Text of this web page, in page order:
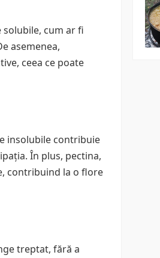
cum ar fi
asemenea,
ceea ce poate
insolubile contribuie
În plus, pectina,
contribuind la o flore
treptat, fără a